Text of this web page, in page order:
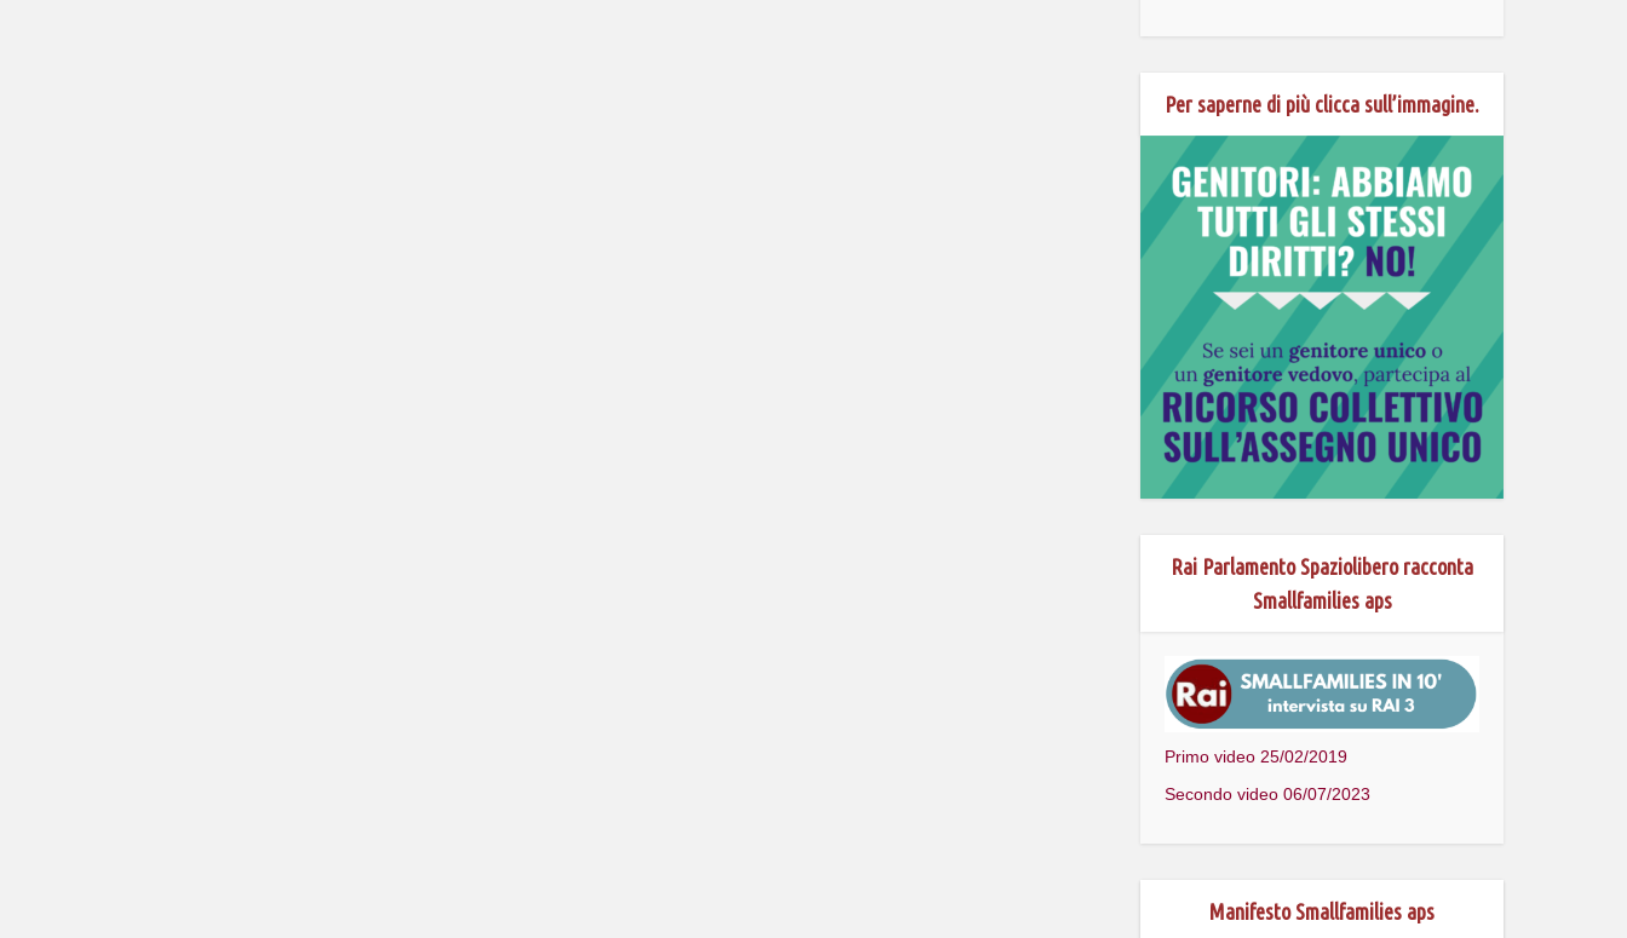
Per saperne di più clicca sull’immagine.
Rai Parlamento Spaziolibero racconta
Smallfamilies aps
Primo video 25/02/2019
Secondo video 06/07/2023
Manifesto Smallfamilies aps